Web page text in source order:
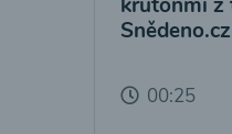
Snědeno.cz
00:25